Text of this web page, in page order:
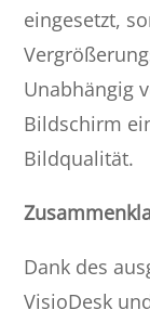
eingesetzt,
Unabhängig
Bildschirm
Bildqualität.
Dank des
VisioDesk